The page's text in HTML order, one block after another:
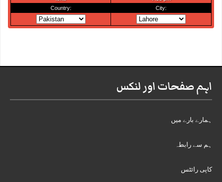
اہم صفحات اور لنکس
ہمارے بارے میں
ہم سے رابطہ
کاپی رائٹس